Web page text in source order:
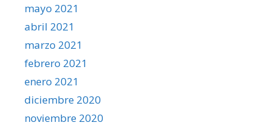
mayo 2021
abril 2021
marzo 2021
febrero 2021
enero 2021
diciembre 2020
noviembre 2020